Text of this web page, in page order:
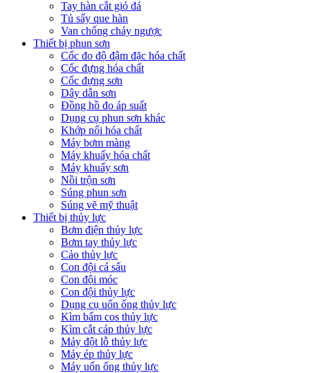
Tay hàn cắt gió đá
Tủ sấy que hàn
Van chống cháy ngược
Thiết bị phun sơn
Cốc đo độ đậm đặc hóa chất
Cốc đựng hóa chất
Cốc đựng sơn
Dây dẫn sơn
Đồng hồ đo áp suất
Dụng cụ phun sơn khác
Khớp nối hóa chất
Máy bơm màng
Máy khuấy hóa chất
Máy khuấy sơn
Nồi trộn sơn
Súng phun sơn
Súng vẽ mỹ thuật
Thiết bị thủy lực
Bơm điện thủy lực
Bơm tay thủy lực
Cảo thủy lực
Con đội cá sấu
Con đội móc
Con đội thủy lực
Dụng cụ uốn ống thủy lực
Kìm bấm cos thủy lực
Kìm cắt cáp thủy lực
Máy đột lỗ thủy lực
Máy ép thủy lực
Máy uốn ống thủy lực